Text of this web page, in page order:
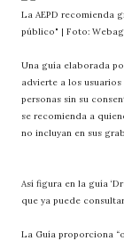
La AEPD recomienda
público" | Foto:
Una guía elaborada
advierte a los
personas sin su
se recomienda a
no incluyan en sus
Así figura en la guía
que ya puede
La Guía proporciona